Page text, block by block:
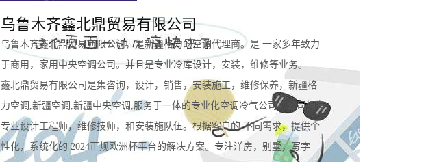
乌鲁木齐鑫北鼎贸易有限公司
乌鲁木齐鑫北鼎贸易有限公司，是新疆格力的空调代理商。是 一家多年致力
于商用，家用中央空调公司。并且是专业冷库设计，安装，维修等业务。
鑫北鼎贸易有限公司是集咨询，设计，销售，安装施工，维修保养，新疆格
力空调,新疆空调,新疆中央空调,服务于一体的专业化空调冷气公司。公司拥有
专业设计工程师，维修技师，和安装施队伍。根据客户的 不同需求，提供个
性化，系统化的 2024正规欧洲杯平台的解决方案。专注洋房，别墅，写字